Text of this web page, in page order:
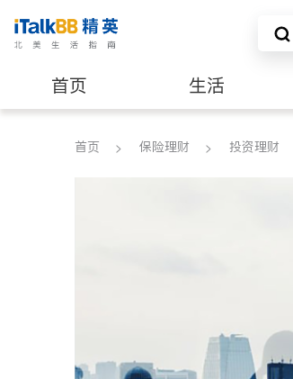
首页 生活
养老 非盈利组织
首页 保险理财 投资理财